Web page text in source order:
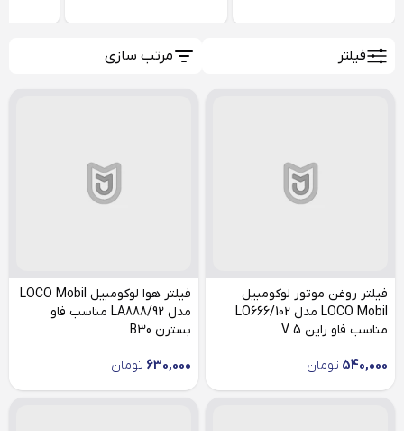
فیلتر مرتب سازی
فیلتر روغن موتور لوکومبیل
LOCO Mobil مدل LO666/102
مناسب فاو راین V 5
540,000 تومان
فیلتر هوا لوکومبیل LOCO Mobil
مدل LA888/92 مناسب فاو
بسترن B30
630,000 تومان